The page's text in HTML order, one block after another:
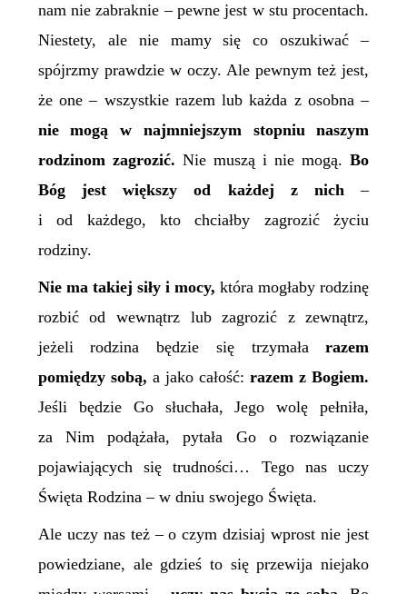
nam nie zabraknie – pewne jest w stu procentach.
Niestety, ale nie mamy się co oszukiwać –
spójrzmy prawdzie w oczy. Ale pewnym też jest,
że one – wszystkie razem lub każda z osobna –
nie mogą w najmniejszym stopniu naszym
rodzinom zagrozić. Nie muszą i nie mogą.Bo
Bóg jest większy od każdej z nich–
i od każdego, kto chciałby zagrozić życiu
rodziny.
Nie ma takiej siły i mocy,która mogłaby rodzinę
rozbić od wewnątrz lub zagrozić z zewnątrz,
jeżeli rodzina będzie się trzymałarazem
pomiędzy sobą, a jako całość:razem z Bogiem.
Jeśli będzie Go słuchała, Jego wolę pełniła,
za Nim podążała, pytała Go o rozwiązanie
pojawiających się trudności… Tego nas uczy
Święta Rodzina – w dniu swojego Święta.
Ale uczy nas też – o czym dzisiaj wprost nie jest
powiedziane, ale gdzieś to się przewija niejako